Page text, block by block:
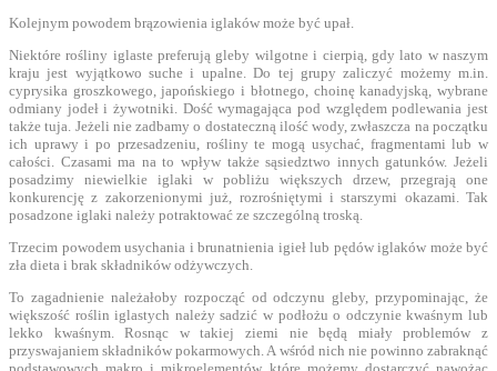
Kolejnym powodem brązowienia iglaków może być upał.
Niektóre rośliny iglaste preferują gleby wilgotne i cierpią, gdy lato w naszym
kraju jest wyjątkowo suche i upalne. Do tej grupy zaliczyć możemy m.in.
cyprysika groszkowego, japońskiego i błotnego, choinę kanadyjską, wybrane
odmiany jodeł i żywotniki. Dość wymagająca pod względem podlewania jest
także tuja. Jeżeli nie zadbamy o dostateczną ilość wody, zwłaszcza na początku
ich uprawy i po przesadzeniu, rośliny te mogą usychać, fragmentami lub w
całości. Czasami ma na to wpływ także sąsiedztwo innych gatunków. Jeżeli
posadzimy niewielkie iglaki w pobliżu większych drzew, przegrają one
konkurencję z zakorzenionymi już, rozrośniętymi i starszymi okazami. Tak
posadzone iglaki należy potraktować ze szczególną troską.
Trzecim powodem usychania i brunatnienia igieł lub pędów iglaków może być
zła dieta i brak składników odżywczych.
To zagadnienie należałoby rozpocząć od odczynu gleby, przypominając, że
większość roślin iglastych należy sadzić w podłożu o odczynie kwaśnym lub
lekko kwaśnym. Rosnąc w takiej ziemi nie będą miały problemów z
przyswajaniem składników pokarmowych. A wśród nich nie powinno zabraknąć